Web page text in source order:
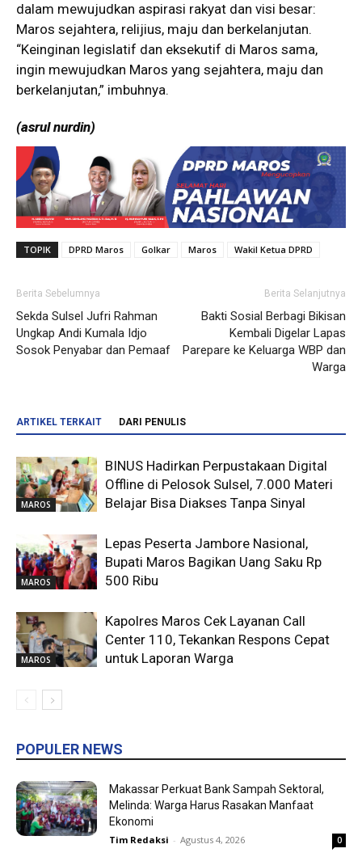
dalam mewujudkan aspirasi rakyat dan visi besar:
Maros sejahtera, relijius, maju dan berkelanjutan.
“Keinginan legislatif dan eksekutif di Maros sama,
ingin mewujudkan Maros yang sejahtera, maju dan
berkelanjutan,” imbuhnya.
(asrul nurdin)
TOPIK DPRD Maros Golkar Maros Wakil Ketua DPRD
Berita Sebelumnya
Sekda Sulsel Jufri Rahman
Ungkap Andi Kumala Idjo
Sosok Penyabar dan Pemaaf
Berita Selanjutnya
Bakti Sosial Berbagi Bikisan
Kembali Digelar Lapas
Parepare ke Keluarga WBP dan
Warga
ARTIKEL TERKAIT DARI PENULIS
MAROS
BINUS Hadirkan Perpustakaan Digital
Offline di Pelosok Sulsel, 7.000 Materi
Belajar Bisa Diakses Tanpa Sinyal
MAROS
Lepas Peserta Jambore Nasional,
Bupati Maros Bagikan Uang Saku Rp
500 Ribu
MAROS
Kapolres Maros Cek Layanan Call
Center 110, Tekankan Respons Cepat
untuk Laporan Warga
POPULER NEWS
Makassar Perkuat Bank Sampah Sektoral,
Melinda: Warga Harus Rasakan Manfaat
Ekonomi
Tim Redaksi - Agustus 4, 2026 0